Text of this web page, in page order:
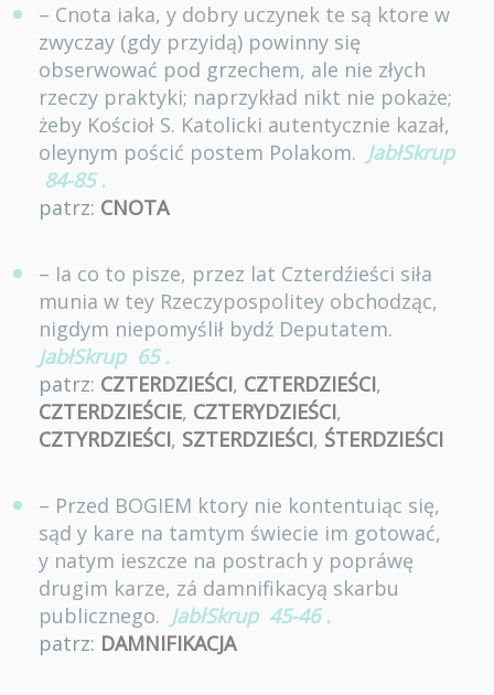
– Cnota iaka, y dobry uczynek te są ktore w
zwyczay (gdy przyidą) powinny się
obserwować pod grzechem, ale nie złych
rzeczy praktyki; naprzykład nikt nie pokaże;
żeby Kościoł S. Katolicki autentycznie kazał,
oleynym pościć postem Polakom. JabłSkrup
84-85 .
patrz: CNOTA
– Ia co to pisze, przez lat Czterdźieści siła
munia w tey Rzeczypospolitey obchodząc,
nigdym niepomyślił bydź Deputatem.
JabłSkrup 65 .
patrz: CZTERDZIEŚCI, CZTERDZIEŚCI,
CZTERDZIEŚCIE, CZTERYDZIEŚCI,
CZTYRDZIEŚCI, SZTERDZIEŚCI, ŚTERDZIEŚCI
– Przed BOGIEM ktory nie kontentuiąc się,
sąd y kare na tamtym świecie im gotować,
y natym ieszcze na postrach y popráwę
drugim karze, zá damnifikacyą skarbu
publicznego. JabłSkrup 45-46 .
patrz: DAMNIFIKACJA